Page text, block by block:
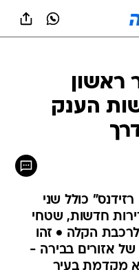
ראשון
הענק
כולל שני
בני 22 קומות, 144 דירות חדשות, שטחי
לרכבת הקלה • זהו
אזורים בבירה -
מקדמת בעיר